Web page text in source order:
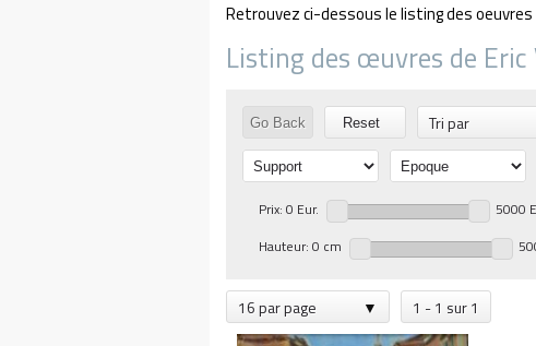
Retrouvez ci-dessous le listing des
Listing des œuvres de Eric
Go Back Reset Tri par
Prix: 0 Eur. 5000
Hauteur: 0 cm
16 par page 1 - 1 sur 1